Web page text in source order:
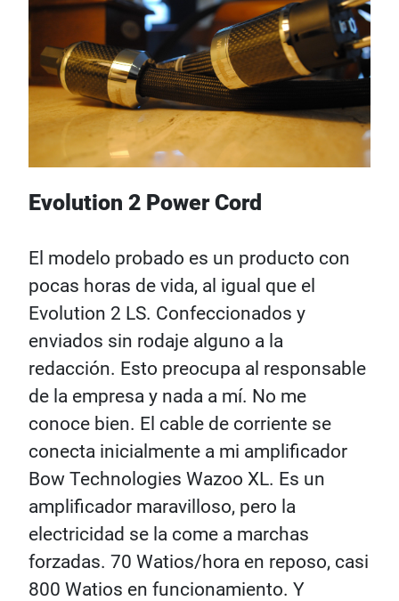
Evolution 2 Power Cord
El modelo probado es un producto con
pocas horas de vida, al igual que el
Evolution 2 LS. Confeccionados y
enviados sin rodaje alguno a la
redacción. Esto preocupa al responsable
de la empresa y nada a mí. No me
conoce bien. El cable de corriente se
conecta inicialmente a mi amplificador
Bow Technologies Wazoo XL. Es un
amplificador maravilloso, pero la
electricidad se la come a marchas
forzadas. 70 Watios/hora en reposo, casi
800 Watios en funcionamiento. Y